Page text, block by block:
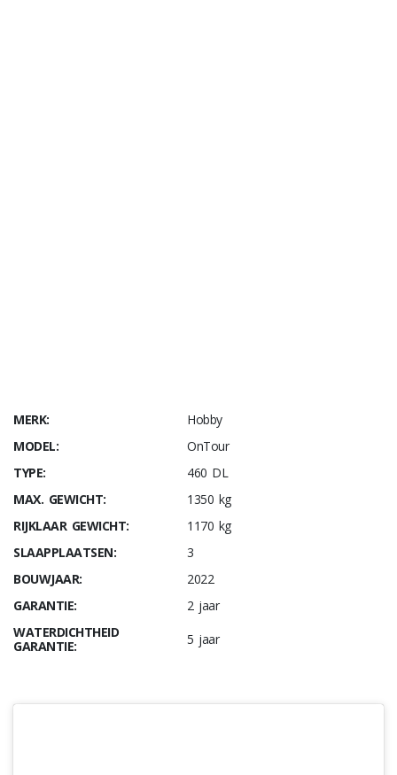
MERK:
Hobby
MODEL:
OnTour
TYPE:
460 DL
MAX. GEWICHT:
1350 kg
RIJKLAAR GEWICHT:
1170 kg
SLAAPPLAATSEN:
3
BOUWJAAR:
2022
GARANTIE:
2 jaar
WATERDICHTHEID
GARANTIE:
5 jaar